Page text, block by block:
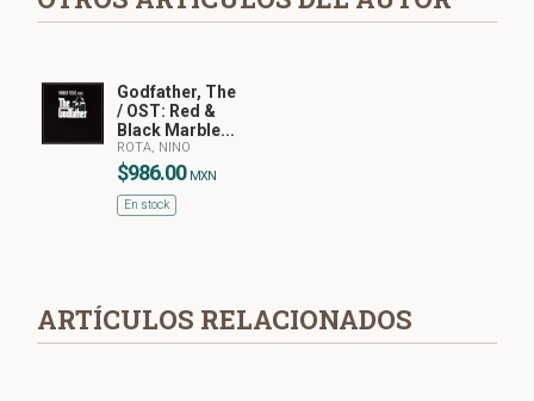
Godfather, The
/ OST: Red &
Black Marble...
ROTA, NINO
$986.00 MXN
En stock
ARTÍCULOS RELACIONADOS